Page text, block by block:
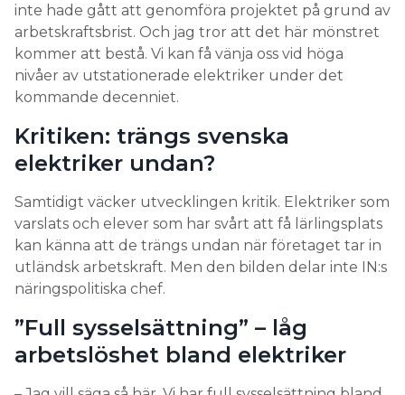
inte hade gått att genomföra projektet på grund av
arbetskraftsbrist. Och jag tror att det här mönstret
kommer att bestå. Vi kan få vänja oss vid höga
nivåer av utstationerade elektriker under det
kommande decenniet.
Kritiken: trängs svenska
elektriker undan?
Samtidigt väcker utvecklingen kritik. Elektriker som
varslats och elever som har svårt att få lärlingsplats
kan känna att de trängs undan när företaget tar in
utländsk arbetskraft. Men den bilden delar inte IN:s
näringspolitiska chef.
”Full sysselsättning” – låg
arbetslöshet bland elektriker